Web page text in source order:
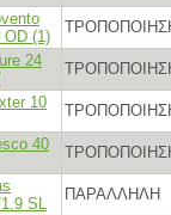
OD (1)
24
10
40
SL
ΠΑΡΑΛΛΗΛΗ